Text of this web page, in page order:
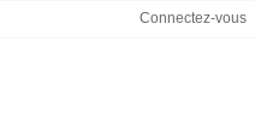
Connectez-vous